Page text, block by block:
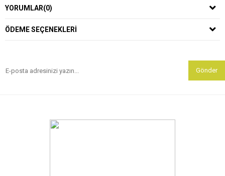
YORUMLAR(0)
ÖDEME SEÇENEKLERI
Gönder